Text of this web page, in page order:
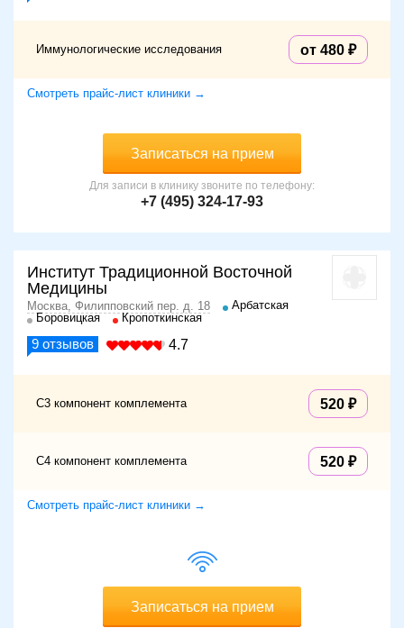
Иммунологические исследования от 480
Смотреть прайс-лист клиники →
Записаться на прием
Для записи в клинику звоните по телефону:
+7 (495) 324-17-93
Институт Традиционной Восточной
Медицины
Москва, Филипповский пер. д. 18
Арбатская
Боровицкая
Кропоткинская
9 отзывов 4.7
C3 компонент комплемента 520
C4 компонент комплемента 520
Смотреть прайс-лист клиники →
Записаться на прием